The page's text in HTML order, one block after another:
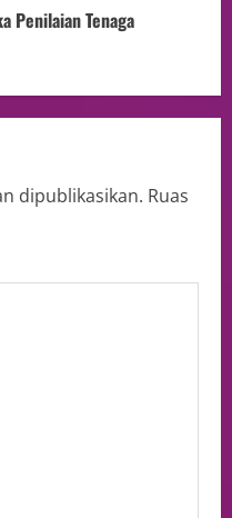
Penilaian Tenaga
dipublikasikan. Ruas